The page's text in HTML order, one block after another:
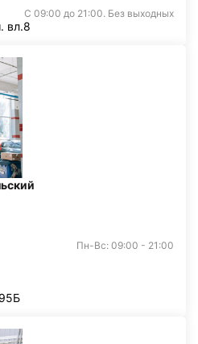
С 09:00 до 21:00. Без выходных
вл.8
Пн-Вс: 09:00 - 21:00